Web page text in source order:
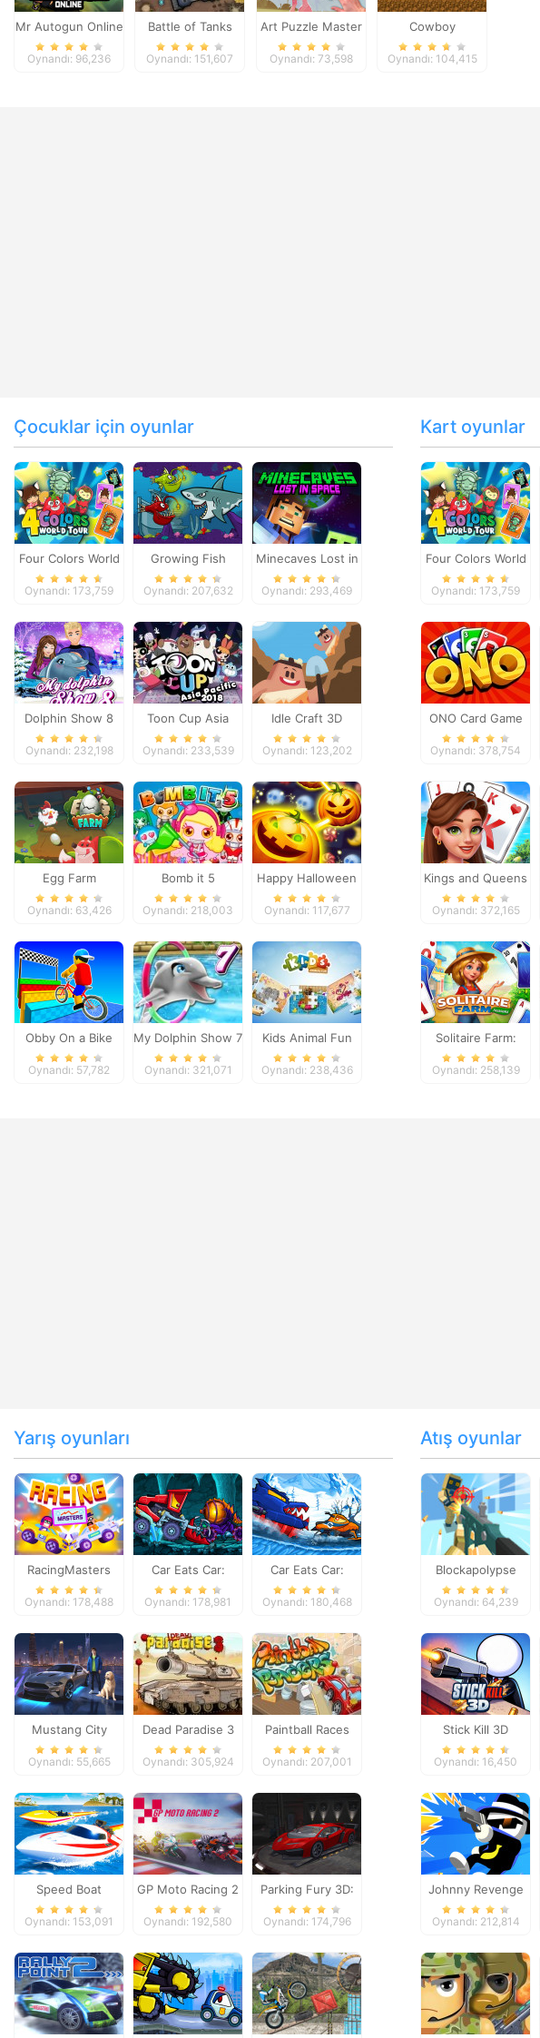
Mr Autogun Online
Oynandı: 96,236
Battle of Tanks
Oynandı: 151,607
Art Puzzle Master
Oynandı: 73,598
Cowboy
Adventures
Oynandı: 104,415
Çocuklar için oyunlar
Four Colors World
Tour
Oynandı: 173,759
Growing Fish
Oynandı: 207,632
Minecaves Lost in
Space
Oynandı: 293,469
Dolphin Show 8
Oynandı: 232,198
Toon Cup Asia
Pacific 2018
Oynandı: 233,539
Idle Craft 3D
Oynandı: 123,202
Egg Farm
Oynandı: 63,426
Bomb it 5
Oynandı: 218,003
Happy Halloween
Oynandı: 117,677
Obby On a Bike
Oynandı: 57,782
My Dolphin Show 7
Oynandı: 321,071
Kids Animal Fun
Oynandı: 238,436
Kart oyunlar
Four Colors World
Tour
Oynandı: 173,759
ONO Card Game
Oynandı: 378,754
Kings and Queens
Solitaire Tripeaks
Oynandı: 372,165
Solitaire Farm:
Seasons
Oynandı: 258,139
Yarış oyunları
RacingMasters
Oynandı: 178,488
Car Eats Car:
Dungeon
Oynandı: 178,981
Car Eats Car:
Winter Adventure
Oynandı: 180,468
Mustang City
Driver
Oynandı: 55,665
Dead Paradise 3
Oynandı: 305,924
Paintball Races
Oynandı: 207,001
Speed Boat
Extreme Racing
Oynandı: 153,091
GP Moto Racing 2
Oynandı: 192,580
Parking Fury 3D:
Night Thief
Oynandı: 174,796
Atış oyunlar
Blockapolypse
Zombie Shooter
Oynandı: 64,239
Stick Kill 3D
Oynandı: 16,450
Johnny Revenge
Oynandı: 212,814